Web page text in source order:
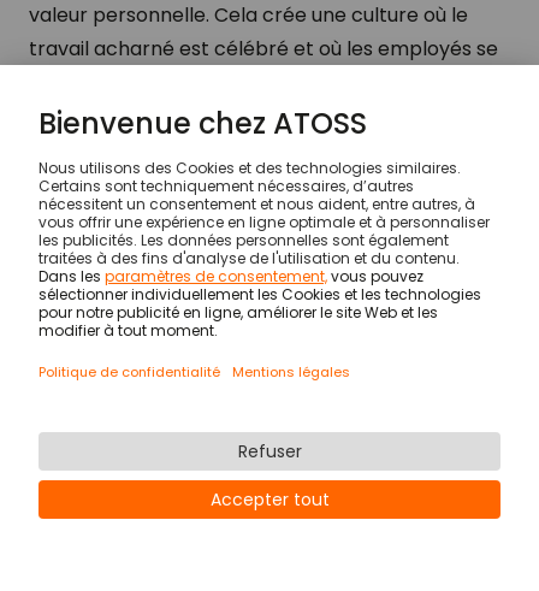
valeur personnelle. Cela crée une culture où le
travail acharné est célébré et où les employés se
renforcement d'équipe et des événements
sociaux favorisent un sentiment d'appartenance
et de camaraderie au sein de l'organisation. En
renforçant les liens entre les employés, ces
initiatives contribuent à créer un environnement
mutuellement et partagent un objectif commun.
3. Fournir des opportunités de
développement professionnel